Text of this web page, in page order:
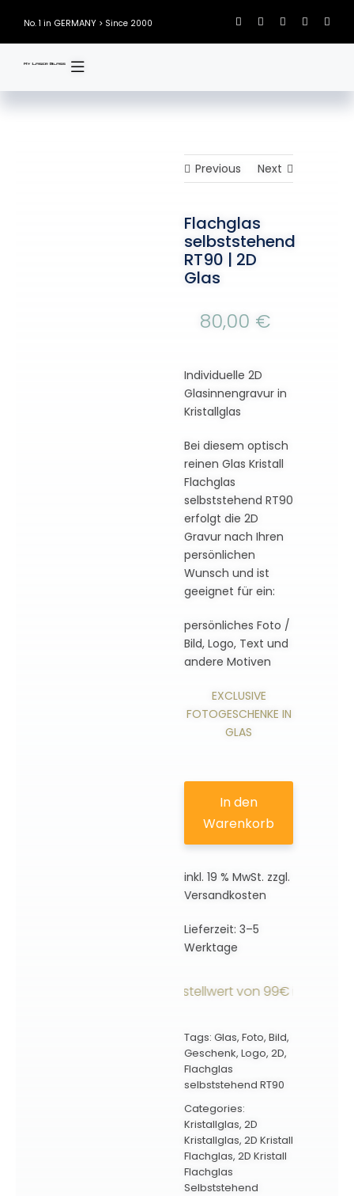
content
No. 1 in GERMANY > Since 2000
Previous Next
Flachglas
selbststehend
RT90 | 2D
Glas
80,00 €
Individuelle 2D
Glasinnengravur in
Kristallglas
Bei diesem optisch
reinen Glas Kristall
Flachglas
selbststehend RT90
erfolgt die 2D
Gravur nach Ihren
persönlichen
Wunsch und ist
geeignet für ein:
persönliches Foto /
Bild, Logo, Text und
andere Motiven
EXCLUSIVE
FOTOGESCHENKE IN
GLAS
In den
Warenkorb
inkl. 19 % MwSt. zzgl.
Versandkosten
Lieferzeit: 3–5
Werktage
ab einem Bestellwert von 99€ innerhalb
Tags: Glas, Foto, Bild,
Geschenk, Logo, 2D,
Flachglas
selbststehend RT90
Categories:
Kristallglas, 2D
Kristallglas, 2D Kristall
Flachglas, 2D Kristall
Flachglas
Selbststehend